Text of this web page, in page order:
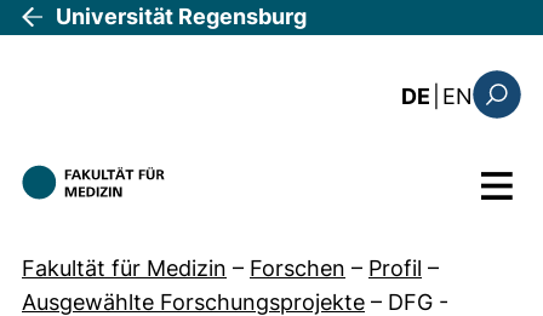
Direkt zum Inhalt
Universität Regensburg
DE EN: the
Menü
Fakultät für Medizin – Forschen – Profil –
Ausgewählte Forschungsprojekte – DFG -